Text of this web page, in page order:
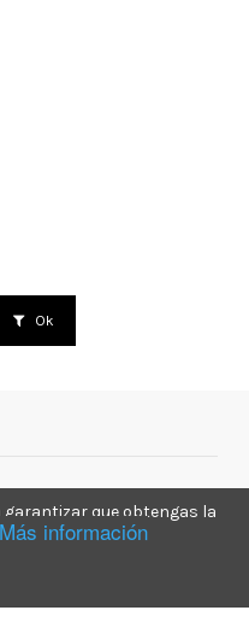
Ok
que obtengas la
Más información